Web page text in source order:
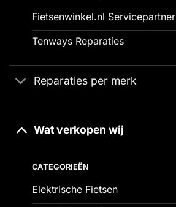
Fietsenwinkel.nl Servicepartner
Tenways Reparaties
Reparaties per merk
Wat verkopen wij
CATEGORIEËN
Elektrische Fietsen